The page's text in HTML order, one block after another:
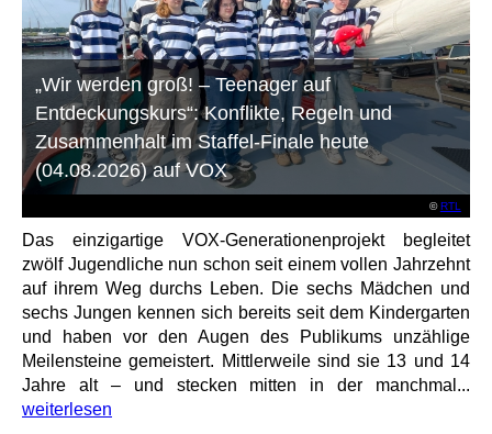
©RTL
„Wir werden groß! – Teenager auf
Entdeckungskurs“: Konflikte, Regeln und
Zusammenhalt im Staffel-Finale heute
(04.08.2026) auf VOX
Das einzigartige VOX-Generationenprojekt begleitet
zwölf Jugendliche nun schon seit einem vollen Jahrzehnt
auf ihrem Weg durchs Leben. Die sechs Mädchen und
sechs Jungen kennen sich bereits seit dem Kindergarten
und haben vor den Augen des Publikums unzählige
Meilensteine gemeistert. Mittlerweile sind sie 13 und 14
Jahre alt – und stecken mitten in der manchmal...
weiterlesen